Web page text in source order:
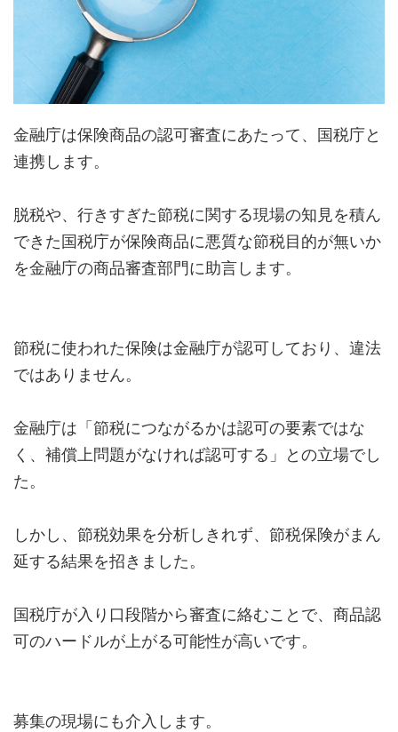
金融庁は保険商品の認可審査にあたって、国税庁と
連携します。
脱税や、行きすぎた節税に関する現場の知見を積ん
できた国税庁が保険商品に悪質な節税目的が無いか
を金融庁の商品審査部門に助言します。
節税に使われた保険は金融庁が認可しており、違法
ではありません。
金融庁は「節税につながるかは認可の要素ではな
く、補償上問題がなければ認可する」との立場でし
た。
しかし、節税効果を分析しきれず、節税保険がまん
延する結果を招きました。
国税庁が入り口段階から審査に絡むことで、商品認
可のハードルが上がる可能性が高いです。
募集の現場にも介入します。